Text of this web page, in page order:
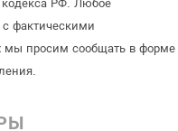
кодекса РФ. Любое
с фактическими
мы просим сообщать в форме